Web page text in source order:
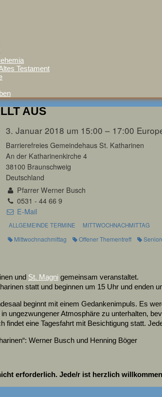
Testament
AUS
3. Januar 2018 um 15:00 – 17:00
Barrierefreies Gemeindehaus St. Katharinen
An der Katharinenkirche 4
38100 Braunschweig
Deutschland
Pfarrer Werner Busch
0531 - 44 66 9
E-Mail
ALLGEMEINDE TERMINE MITTWOCHNACHMITTAG
Mittwochnachmittag Offener Thementreff
und St. Magni gemeinsam veranstaltet.
statt und beginnen um 15 Uhr und enden
beginnt mit einem Gedankenimpuls. Es
ungezwungener Atmosphäre zu unterhalten,
findet eine Tagesfahrt mit Besichtigung statt.
Werner Busch und Henning Böger
erforderlich. Jede/r ist herzlich